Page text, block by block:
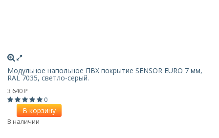
Модульное напольное ПВХ покрытие SENSOR EURO 7 мм,
RAL 7035, светло-серый.
3 640 ₽
0
В корзину
В наличии